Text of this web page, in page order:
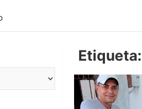
Etiqueta: